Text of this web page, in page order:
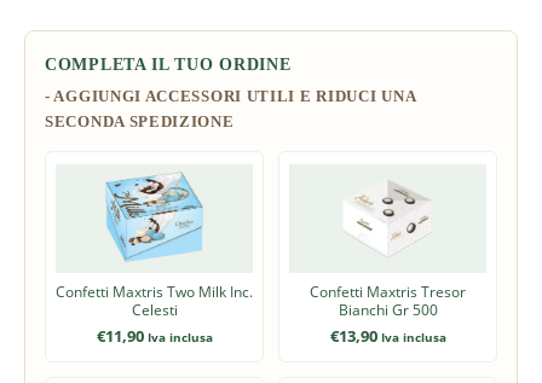
COMPLETA IL TUO ORDINE
Confetti Maxtris Two Milk Inc.
Celesti
€11,90 Iva inclusa
Confetti Maxtris Tresor
Bianchi Gr 500
€13,90 Iva inclusa